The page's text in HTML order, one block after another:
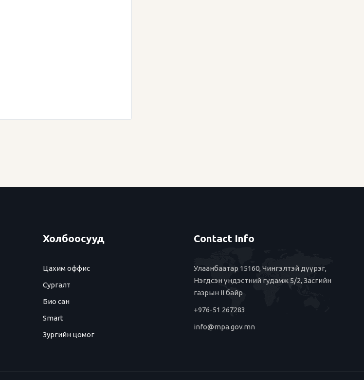
Холбоосууд
Цахим оффис
Сургалт
Био сан
Smart
Зургийн цомог
Contact Info
Улаанбаатар 15160, Чингэлтэй дүүрэг,
Нэгдсэн үндэстний гудамж 5/2, Засгийн
газрын II байр
+976-51 267283
info@mpa.gov.mn